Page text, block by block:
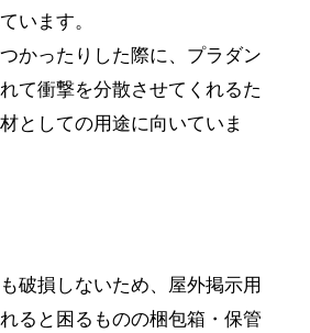
います。
かったりした際に、プラダン
て衝撃を分散させてくれるた
としての用途に向いていま
破損しないため、屋外掲示用
ると困るものの梱包箱・保管